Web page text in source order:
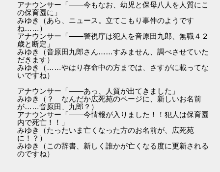
アナウンサー「――今もなお、幼児と保母八人を人質にこ
の保育園に」
みゆき（あら、ニュース。立てこもり事件のようです
ね……）
アナウンサー「――警視庁は犯人を音原田九郎、無職４２
歳と断定」
みゆき（音原田九郎さん……すみません、調べさせていた
だきます）
みゆき（……やはり存命中の方までは、さすがに載ってな
いですね）
アナウンサー「――あっ、人質が出てきました」
みゆき（？ なんだか広死苑のページに、新しいお名前
が……音原田、九郎？）
アナウンサー「――今情報が入りました！！犯人は保育園
内で死亡！！」
みゆき（たったいま亡くなった方のお名前が、広死苑
に！？）
みゆき（この辞書、新しく誰かが亡くなる度に更新される
のですね）